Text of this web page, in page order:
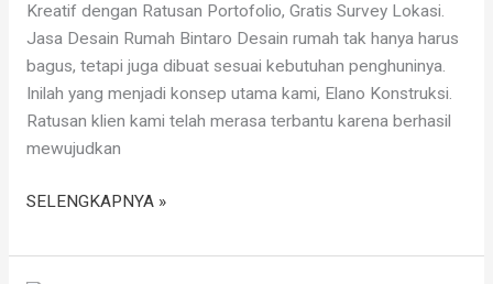
Kreatif dengan Ratusan Portofolio, Gratis Survey Lokasi.
Jasa Desain Rumah Bintaro Desain rumah tak hanya harus
bagus, tetapi juga dibuat sesuai kebutuhan penghuninya.
Inilah yang menjadi konsep utama kami, Elano Konstruksi.
Ratusan klien kami telah merasa terbantu karena berhasil
mewujudkan
SELENGKAPNYA »